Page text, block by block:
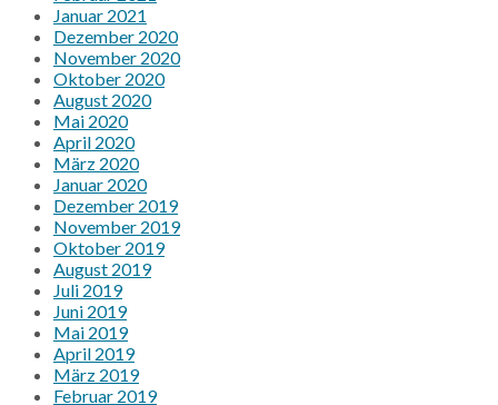
Januar 2021
Dezember 2020
November 2020
Oktober 2020
August 2020
Mai 2020
April 2020
März 2020
Januar 2020
Dezember 2019
November 2019
Oktober 2019
August 2019
Juli 2019
Juni 2019
Mai 2019
April 2019
März 2019
Februar 2019